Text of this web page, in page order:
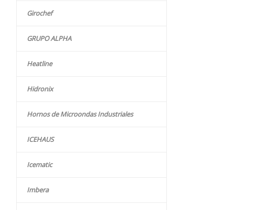
Girochef
GRUPO ALPHA
Heatline
Hidronix
Hornos de Microondas Industriales
ICEHAUS
Icematic
Imbera